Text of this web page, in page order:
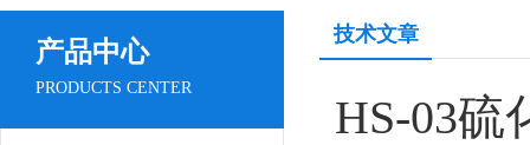
产品中心
PRODUCTS CENTER
技术文章
HS-03硫